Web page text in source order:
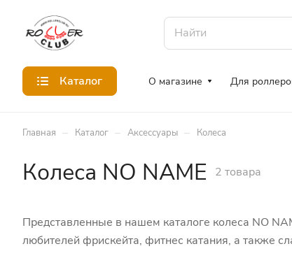
Каталог О магазине Для
Главная – Каталог – Аксессуары – Колеса
Колеса NO NAME 2 товара
Представленные в нашем каталоге колеса NO
любителей фрискейта, фитнес катания, а также